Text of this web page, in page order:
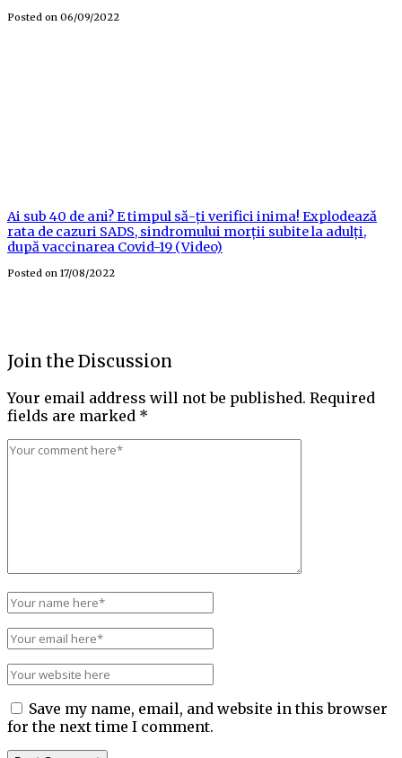
Posted on 06/09/2022
Ai sub 40 de ani? E timpul să-ți verifici inima! Explodează
rata de cazuri SADS, sindromului morții subite la adulți,
după vaccinarea Covid-19 (Video)
Posted on 17/08/2022
Join the Discussion
Your email address will not be published. Required
fields are marked *
Save my name, email, and website in this browser
for the next time I comment.